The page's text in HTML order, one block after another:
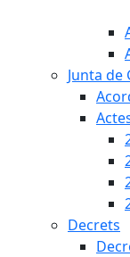
Junta de
Decrets